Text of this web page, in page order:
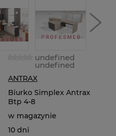
undefined
undefined
ANTRAX
Biurko Simplex Antrax
Btp 4-8
w magazynie
10 dni